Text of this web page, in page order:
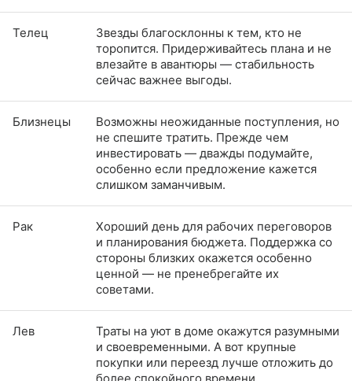
Телец
Звезды благосклонны к тем, кто не
торопится. Придерживайтесь плана и не
влезайте в авантюры — стабильность
сейчас важнее выгоды.
Близнецы
Возможны неожиданные поступления, но
не спешите тратить. Прежде чем
инвестировать — дважды подумайте,
особенно если предложение кажется
слишком заманчивым.
Рак
Хороший день для рабочих переговоров
и планирования бюджета. Поддержка со
стороны близких окажется особенно
ценной — не пренебрегайте их
советами.
Лев
Траты на уют в доме окажутся разумными
и своевременными. А вот крупные
покупки или переезд лучше отложить до